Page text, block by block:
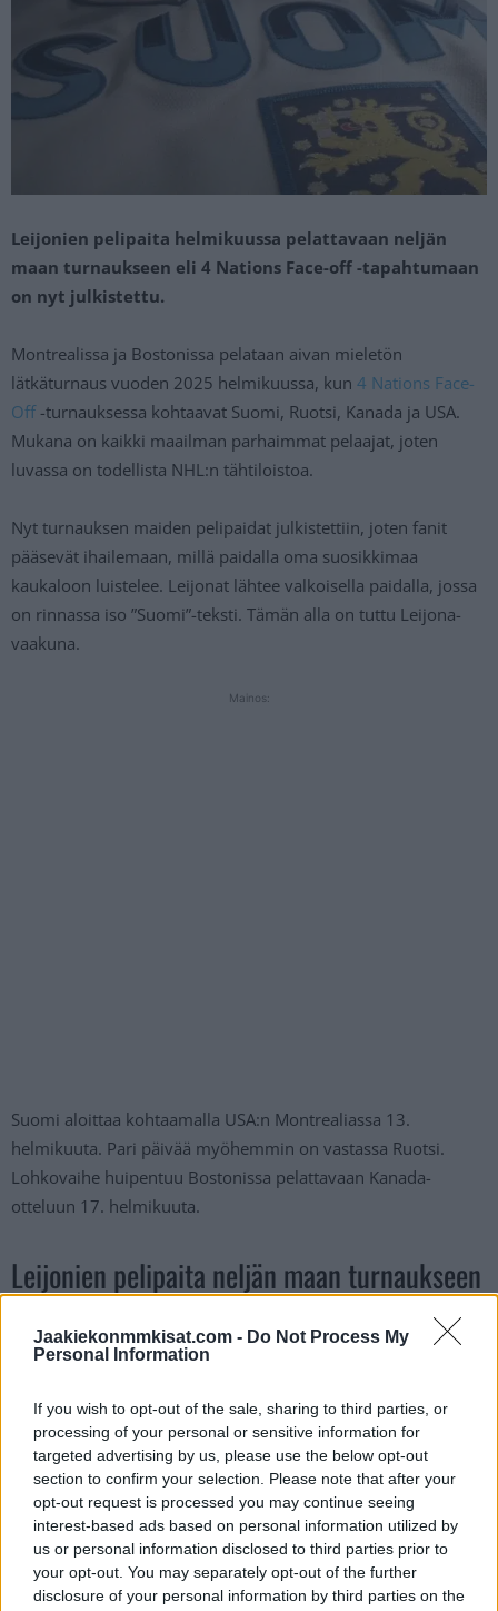
Jaakiekonmmkisat.com - Do Not Process My
Personal Information
If you wish to opt-out of the sale, sharing to third parties, or
processing of your personal or sensitive information for
targeted advertising by us, please use the below opt-out
section to confirm your selection. Please note that after your
opt-out request is processed you may continue seeing
interest-based ads based on personal information utilized by
us or personal information disclosed to third parties prior to
your opt-out. You may separately opt-out of the further
disclosure of your personal information by third parties on the
Leijonien pelipaita helmikuussa pelattavaan neljän
maan turnaukseen eli 4 Nations Face-off -tapahtumaan
on nyt julkistettu.
Montrealissa ja Bostonissa pelataan aivan mieletön
lätkäturnaus vuoden 2025 helmikuussa, kun 4 Nations Face-
Off-turnauksessa kohtaavat Suomi, Ruotsi, Kanada ja USA.
Mukana on kaikki maailman parhaimmat pelaajat, joten
luvassa on todellista NHL:n tähtiloistoa.
Nyt turnauksen maiden pelipaidat julkistettiin, joten fanit
pääsevät ihailemaan, millä paidalla oma suosikkimaa
kaukaloon luistelee. Leijonat lähtee valkoisella paidalla, jossa
on rinnassa iso ”Suomi”-teksti. Tämän alla on tuttu Leijona-
vaakuna.
Mainos:
Suomi aloittaa kohtaamalla USA:n Montrealiassa 13.
helmikuuta. Pari päivää myöhemmin on vastassa Ruotsi.
Lohkovaihe huipentuu Bostonissa pelattavaan Kanada-
otteluun 17. helmikuuta.
Leijonien pelipaita neljän maan turnaukseen
THOUGHTS ON THE FOUR NATIONS
FACE-OFF JERSEYS?
PIC.TWITTER.COM/EFVHQI6UUP
— Spittin' Chiclets (@spittinchiclets)October 23, 2024